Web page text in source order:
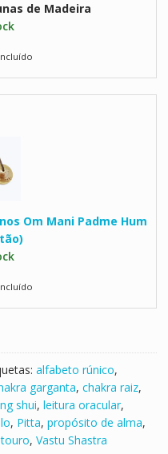
de Madeira
Om Mani Padme Hum
alfabeto rúnico,
garganta, chakra raiz,
shui, leitura oracular,
, Pitta, propósito de alma,
touro, Vastu Shastra